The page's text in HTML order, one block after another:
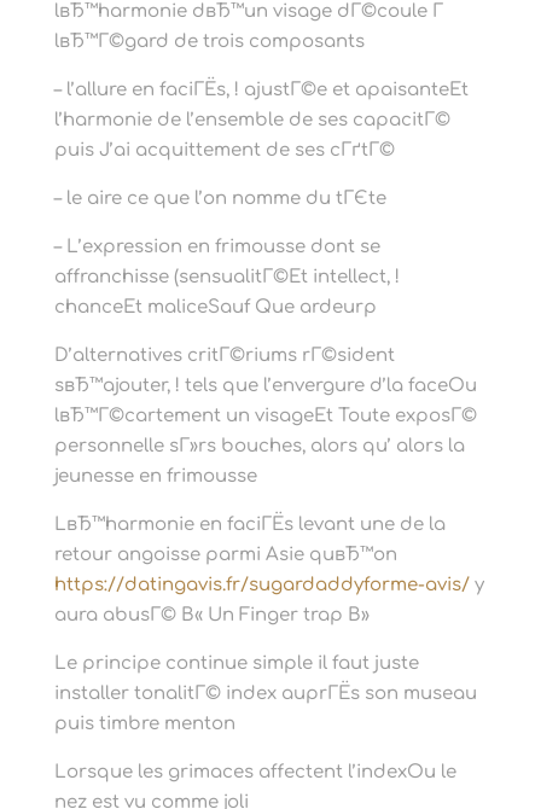
lвЂ™harmonie dвЂ™un visage dГ©coule Г
lвЂ™Г©gard de trois composants
– l’allure en faciГЁs, ! ajustГ©e et apaisanteEt
l’harmonie de l’ensemble de ses capacitГ©
puis J’ai acquittement de ses cГґtГ©
– le aire ce que l’on nomme du tГЄte
– L’expression en frimousse dont se
affranchisse (sensualitГ©Et intellect, !
chanceEt maliceSauf Que ardeurp
D’alternatives critГ©riums rГ©sident
sвЂ™ajouter, ! tels que l’envergure d’la faceOu
lвЂ™Г©cartement un visageEt Toute exposГ©
personnelle sГ»rs bouches, alors qu’ alors la
jeunesse en frimousse
LвЂ™harmonie en faciГЁs levant une de la
retour angoisse parmi Asie quвЂ™on
https://datingavis.fr/sugardaddyforme-avis/y
aura abusГ© В« Un Finger trap В»
Le principe continue simple il faut juste
installer tonalitГ© index auprГЁs son museau
puis timbre menton
Lorsque les grimaces affectent l’indexOu le
nez est vu comme joli